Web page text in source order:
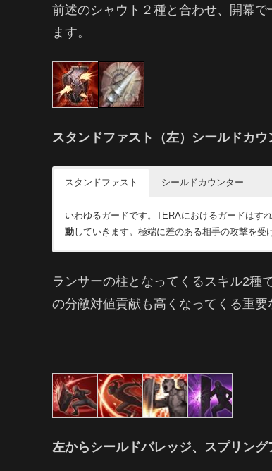
前述のシャウト２種と合わせ、開幕
ます。
スタンドファスト（左）シールドカウ
スタンドファスト シールドカウンター
いわゆるガードです。TERAにおけるガードはす
動していきます。極端に差のある相手の攻撃を受
多量のスタミナ回復とヘイト獲得 ができるラ
ランサーの柱となってくるスキル2種
の分敵対値貢献も高くなってくる重要
左からシールドバレッジ、スプリン